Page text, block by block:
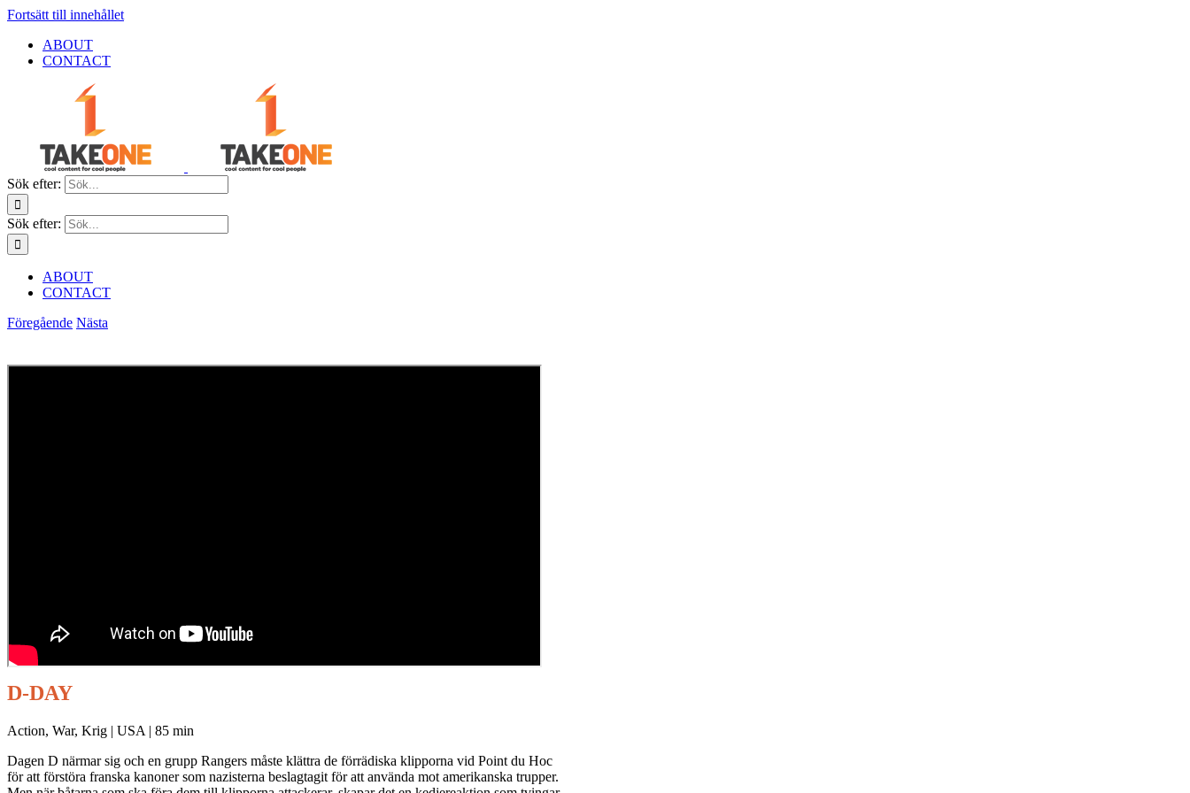
Fortsätt till innehållet
ABOUT
CONTACT
Sök efter:
Sök efter:
ABOUT
CONTACT
Föregående Nästa
D-DAY
Action, War, Krig | USA | 85 min
Dagen D närmar sig och en grupp Rangers måste klättra de förrädiska klipporna vid Point du Hoc
för att förstöra franska kanoner som nazisterna beslagtagit för att använda mot amerikanska trupper.